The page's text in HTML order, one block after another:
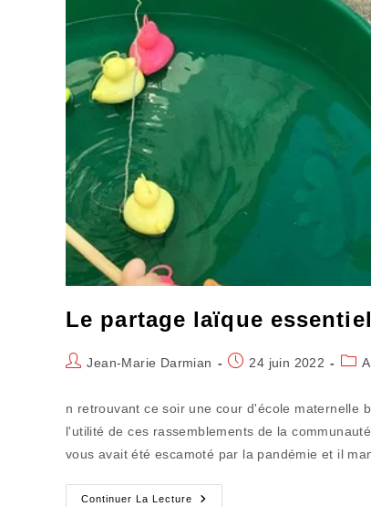
Le partage laïque
Auteur/autrice
publication :
Jean-Marie Darmian
Publication
24 juin 2022
Post
n retrouvant ce soir une cour d'école
l'utilité de ces rassemblements de la
vous avait été escamoté par la pandémie et il
Continuer La Lecture
Le